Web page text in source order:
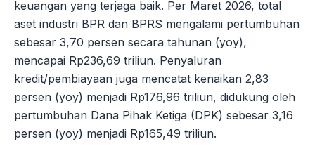
keuangan yang terjaga baik. Per Maret 2026, total
aset industri BPR dan BPRS mengalami pertumbuhan
sebesar 3,70 persen secara tahunan (yoy),
mencapai Rp236,69 triliun. Penyaluran
kredit/pembiayaan juga mencatat kenaikan 2,83
persen (yoy) menjadi Rp176,96 triliun, didukung oleh
pertumbuhan Dana Pihak Ketiga (DPK) sebesar 3,16
persen (yoy) menjadi Rp165,49 triliun.